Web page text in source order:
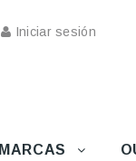
Iniciar sesión
MARCAS